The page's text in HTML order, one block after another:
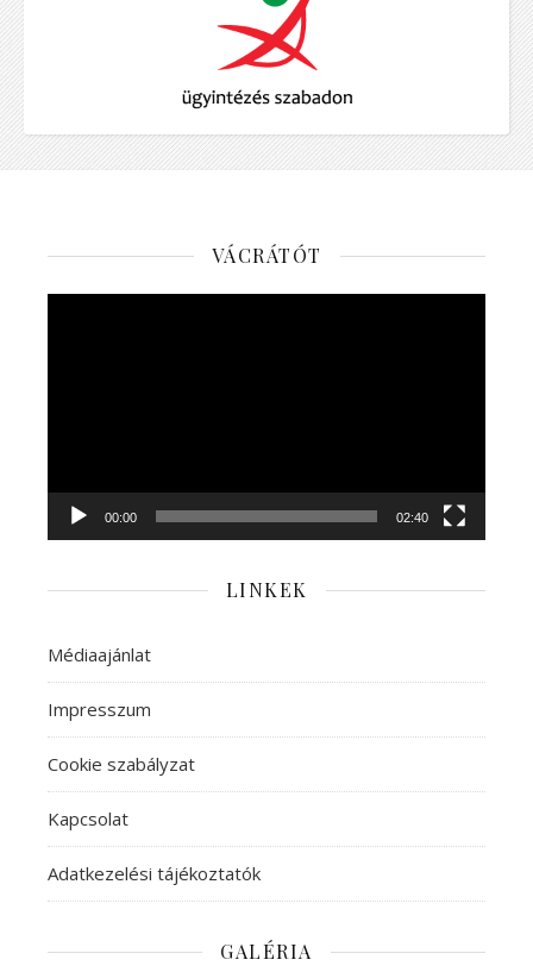
VÁCRÁTÓT
00:00 02:40
LINKEK
Médiaajánlat
Impresszum
Cookie szabályzat
Kapcsolat
Adatkezelési tájékoztatók
GALÉRIA